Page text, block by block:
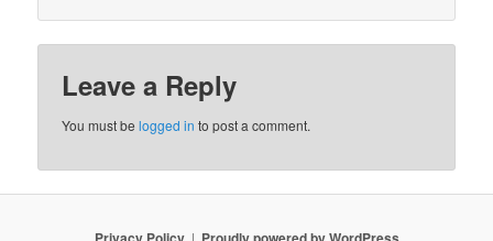
Leave a Reply
You must belogged in to post a comment.